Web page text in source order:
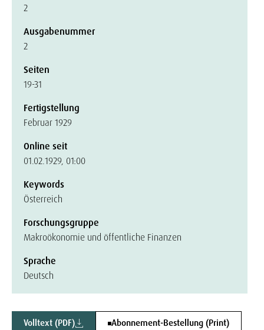
2
Ausgabenummer
2
Seiten
19-31
Fertigstellung
Februar 1929
Online seit
01.02.1929, 01:00
Keywords
Österreich
Forschungsgruppe
Makroökonomie und öffentliche Finanzen
Sprache
Deutsch
Volltext (PDF) Abonnement-Bestellung (Print)